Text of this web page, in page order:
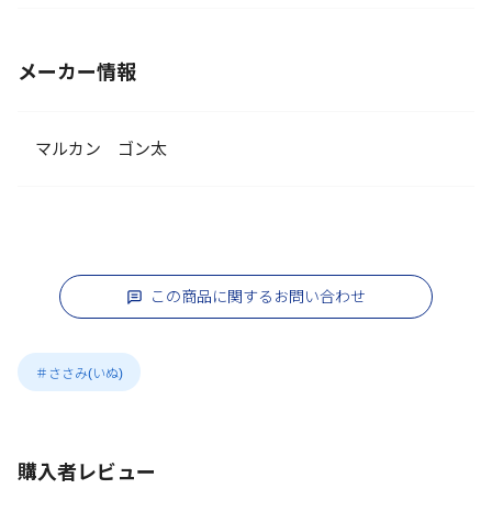
メーカー情報
マルカン ゴン太
この商品に関するお問い合わせ
＃ささみ(いぬ)
購入者レビュー